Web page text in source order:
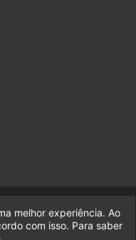
empresa da Legado
melhor experiência. Ao
com isso. Para saber